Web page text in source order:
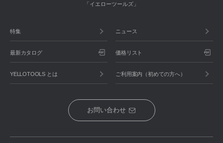
「イエローツールズ」
特集 ニュース
最新カタログ 価格リスト
YELLOTOOLS とは ご利用案内（初めての方へ）
お問い合わせ